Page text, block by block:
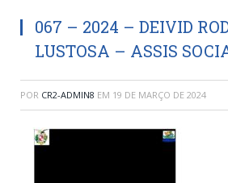
067 – 2024 – DEIVID
LUSTOSA – ASSIS
POR CR2-ADMIN8 EM 19 DE MARÇO DE 2024